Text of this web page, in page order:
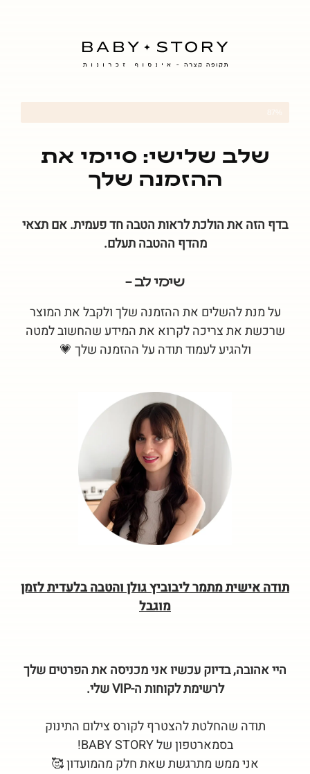
שלב 3 מתוך 3
87%
שלב שלישי: סיימי את
ההזמנה שלך
בדף הזה את הולכת לראות הטבה חד פעמית. אם תצאי
מהדף ההטבה תעלם.
שימי לב –
על מנת להשלים את ההזמנה שלך ולקבל את המוצר
שרכשת את צריכה לקרוא את המידע שהחשוב למטה
ולהגיע לעמוד תודה על ההזמנה שלך 💗
תודה אישית מתמר ליבוביץ גולן והטבה בלעדית לזמן
מוגבל
היי אהובה, בדיוק עכשיו אני מכניסה את הפרטים שלך
לרשימת לקוחות ה-VIP שלי.
תודה שהחלטת להצטרף לקורס צילום התינוק
בסמארטפון של BABY STORY!
אני ממש מתרגשת שאת חלק מהמועדון 🥰